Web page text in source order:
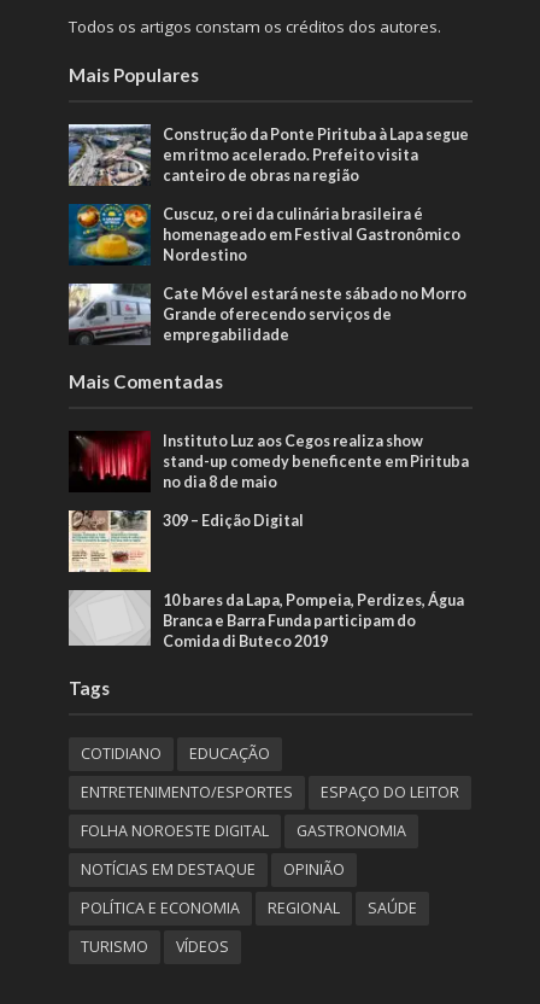
Todos os artigos constam os créditos dos autores.
Mais Populares
Construção da Ponte Pirituba à Lapa segue
em ritmo acelerado. Prefeito visita
canteiro de obras na região
Cuscuz, o rei da culinária brasileira é
homenageado em Festival Gastronômico
Nordestino
Cate Móvel estará neste sábado no Morro
Grande oferecendo serviços de
empregabilidade
Mais Comentadas
Instituto Luz aos Cegos realiza show
stand-up comedy beneficente em Pirituba
no dia 8 de maio
309 – Edição Digital
10 bares da Lapa, Pompeia, Perdizes, Água
Branca e Barra Funda participam do
Comida di Buteco 2019
Tags
COTIDIANO
EDUCAÇÃO
ENTRETENIMENTO/ESPORTES
ESPAÇO DO LEITOR
FOLHA NOROESTE DIGITAL
GASTRONOMIA
NOTÍCIAS EM DESTAQUE
OPINIÃO
POLÍTICA E ECONOMIA
REGIONAL
SAÚDE
TURISMO
VÍDEOS